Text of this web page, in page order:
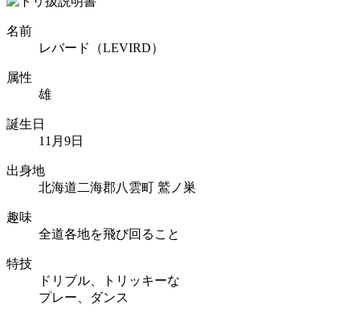
名前
レバード（LEVIRD）
属性
雄
誕生日
11月9日
出身地
北海道二海郡八雲町 鷲ノ巣
趣味
全道各地を飛び回ること
特技
ドリブル、トリッキーな
プレー、ダンス